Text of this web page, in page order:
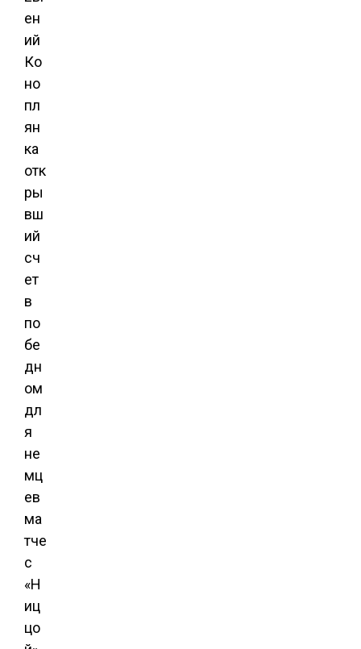
ен
ий
Ко
но
пл
ян
ка
отк
ры
вш
ий
сч
ет
в
по
бе
дн
ом
дл
я
не
мц
ев
ма
тче
с
«Н
иц
цо